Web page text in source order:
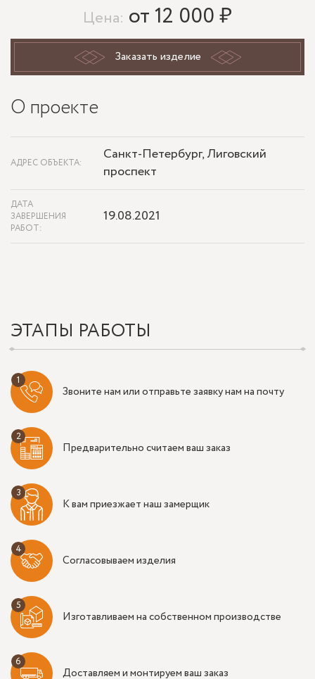
Цена: от 12 000 ₽
Заказать изделие
О проекте
АДРЕС ОБЪЕКТА:
Санкт-Петербург, Лиговский
проспект
ДАТА
ЗАВЕРШЕНИЯ
РАБОТ:
19.08.2021
ЭТАПЫ РАБОТЫ
Звоните нам или отправьте заявку нам на почту
Предварительно считаем ваш заказ
К вам приезжает наш замерщик
Согласовываем изделия
Изготавливаем на собственном производстве
Доставляем и монтируем ваш заказ